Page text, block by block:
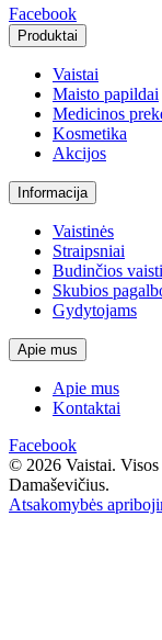
Facebook
Produktai
Vaistai
Maisto papildai
Medicinos
Kosmetika
Akcijos
Informacija
Vaistinės
Straipsniai
Budinčios
Skubios
Gydytojams
Apie mus
Apie mus
Kontaktai
Facebook
© 2026 Vaistai. Visos
Damaševičius.
Atsakomybės